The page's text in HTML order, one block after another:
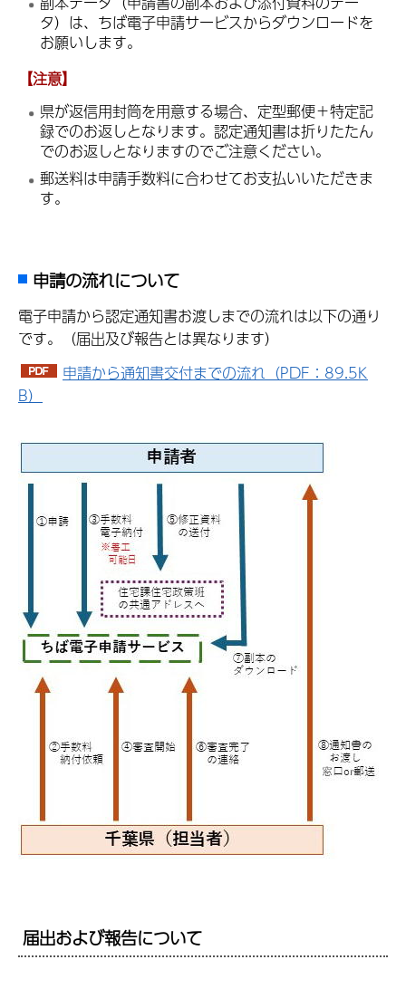
タ）は、ちば電子申請サービスからダウンロードを
お願いします。
【注意】
県が返信用封筒を用意する場合、定型郵便＋特定記
録でのお返しとなります。認定通知書は折りたたん
でのお返しとなりますのでご注意ください。
郵送料は申請手数料に合わせてお支払いいただきま
す。
申請の流れについて
電子申請から認定通知書お渡しまでの流れは以下の通り
です。（届出及び報告とは異なります）
申請から通知書交付までの流れ（PDF：89.5K
B）
届出および報告について